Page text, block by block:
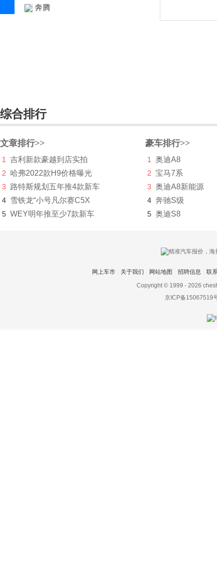
奔腾
宾利
宾尼法利纳
比速
比亚迪
博郡汽车
综合排行
文章排行>>
1
吉利新款豪越到店实拍
2 哈弗2022款H9价格曝光
3 路特斯规划五年推4款新车
4 雪铁龙“小号凡尔赛C5X
5 WEY明年推至少7款新车
豪车排行>>
1
奥迪A8
2 宝马7系
3 奥迪A8新能源
4 奔驰S级
5 奥迪S8
网上车市 关于我们 网站地图 招聘信息
联
Copyright © 1999 - 2026
京ICP备15067519